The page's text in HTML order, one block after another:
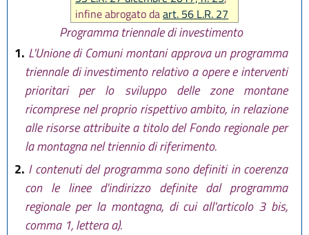
infine abrogato daart. 56 L.R. 27
dicembre 2017, n. 25)
Programma triennale di investimento
1. L'Unione di Comuni montani approva un programma
triennale di investimento relativo a opere e interventi
prioritari per lo sviluppo delle zone montane
ricomprese nel proprio rispettivo ambito, in relazione
alle risorse attribuite a titolo del Fondo regionale per
la montagna nel triennio di riferimento.
2. I contenuti del programma sono definiti in coerenza
con le linee d'indirizzo definite dal programma
regionale per la montagna, di cui all'articolo 3 bis,
comma 1, lettera a).